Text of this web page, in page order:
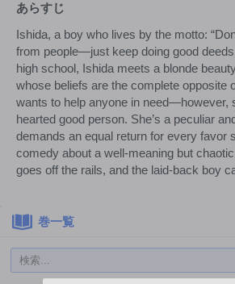
あらすじ
Ishida, a boy who lives by the motto:
from people—just keep doing good
high school, Ishida meets a blonde
whose beliefs are the complete opposite
wants to help anyone in need—however,
hearted good person. She’s a peculiar
demands an equal return for every favor
comedy about a well-meaning but
goes off the rails, and the laid-back boy
巻一覧